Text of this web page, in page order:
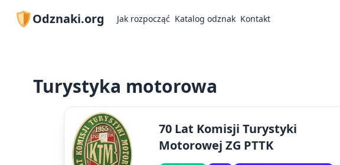
Odznaki.org Jak rozpocząć Katalog odznak Kontakt
Turystyka motorowa
70 Lat Komisji Turystyki
Motorowej ZG PTTK